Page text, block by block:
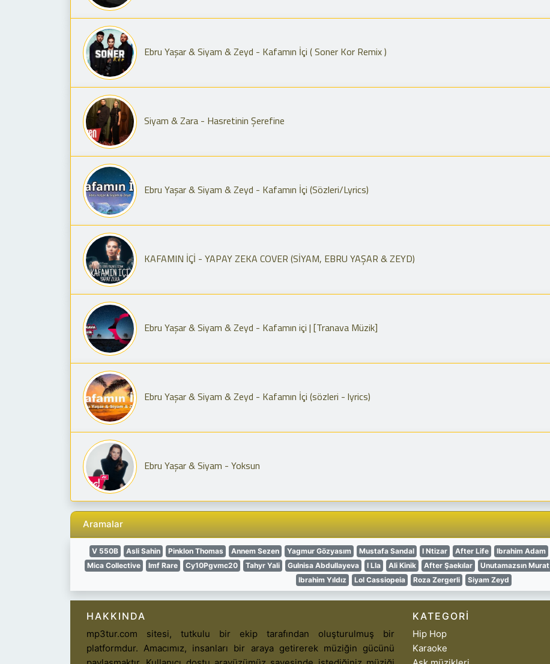
Ebru Yaşar & Siyam & Zeyd - Kafamın İçi ( Soner Kor Remix )
Siyam & Zara - Hasretinin Şerefine
Ebru Yaşar & Siyam & Zeyd - Kafamın İçi (Sözleri/Lyrics)
KAFAMIN İÇİ - YAPAY ZEKA COVER (SİYAM, EBRU YAŞAR & ZEYD)
Ebru Yaşar & Siyam & Zeyd - Kafamın içi | [Tranava Müzik]
Ebru Yaşar & Siyam & Zeyd - Kafamın İçi (sözleri - lyrics)
Ebru Yaşar & Siyam - Yoksun
Aramalar
V 550B Asli Sahin Pinklon Thomas Annem Sezen Yagmur Gözyasım Mustafa Sandal I Ntizar After Life Ibrahim Adam
Mica Collective
Imf Rare Cy10Pgvmc20 Tahyr Yali Gulnisa Abdullayeva I Lla Ali Kinik After Şaekılar Unutamazsın Murat
Ibrahim Yıldız
Lol Cassiopeia Roza Zergerli Siyam Zeyd
HAKKINDA
mp3tur.com sitesi, tutkulu bir ekip tarafından oluşturulmuş bir
platformdur. Amacımız, insanları bir araya getirerek müziğin gücünü
KATEGORI
Hip Hop
Karaoke